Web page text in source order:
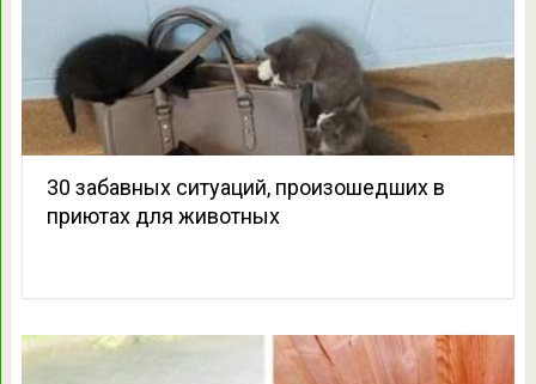
30 забавных ситуаций, произошедших в
приютах для животных